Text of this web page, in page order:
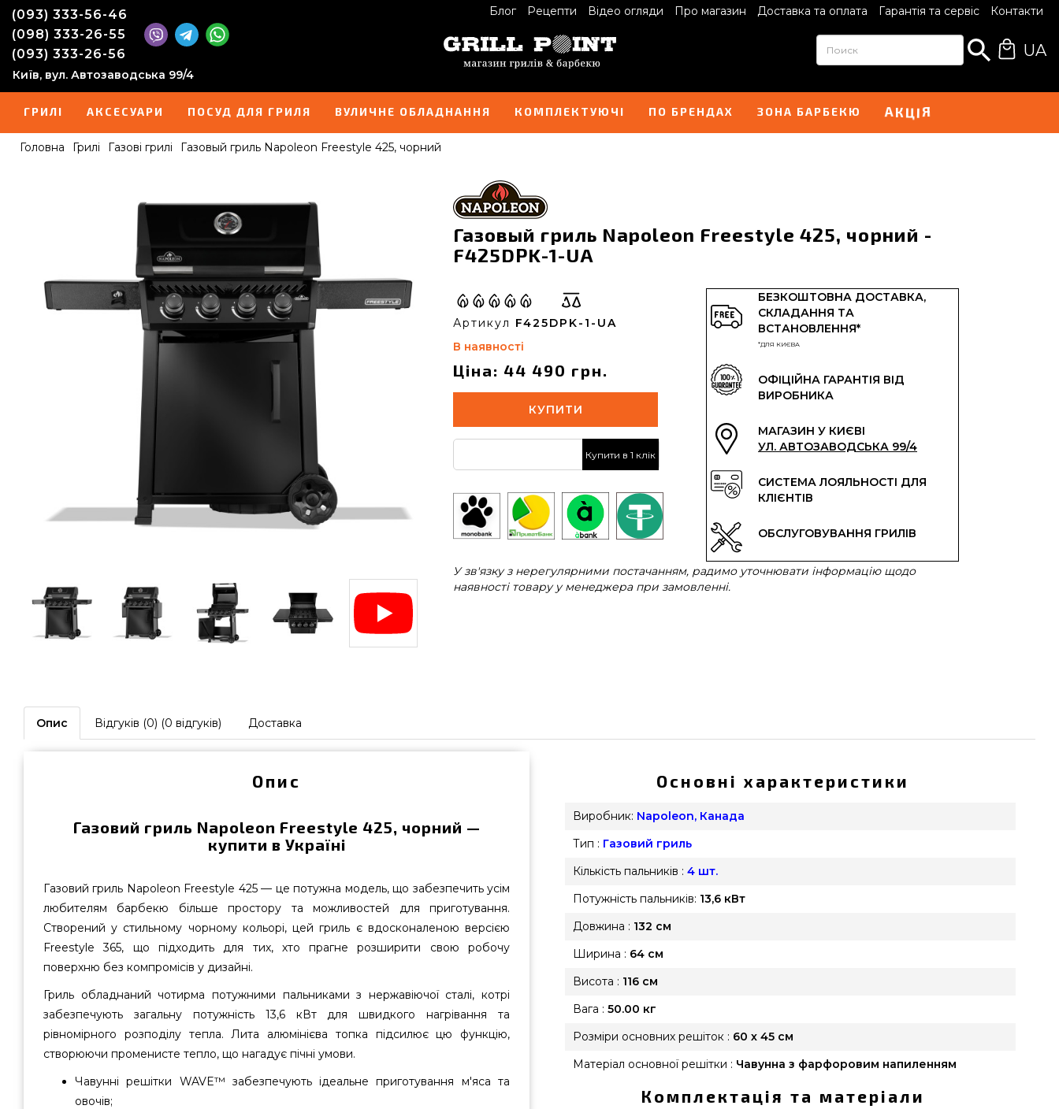
Блог Рецепти Відео огляди Про магазин Доставка та оплата Гарантія та сервіс Контакти
(093) 333-56-46
(098) 333-26-55
(093) 333-26-56
Київ, вул. Автозаводська 99/4
UA
ГРИЛІ АКСЕСУАРИ ПОСУД ДЛЯ ГРИЛЯ ВУЛИЧНЕ ОБЛАДНАННЯ КОМПЛЕКТУЮЧІ ПО БРЕНДАХ ЗОНА БАРБЕКЮ АКЦІЯ
Головна Грилі Газові грилі Газовый гриль Napoleon Freestyle 425, чорний
Газовый гриль Napoleon Freestyle 425, чорний -
F425DPK-1-UA
Артикул F425DPK-1-UA
В наявності
Ціна: 44 490 грн.
КУПИТИ
Купити в 1 клік
БЕЗКОШТОВНА ДОСТАВКА,
СКЛАДАННЯ ТА
ВСТАНОВЛЕННЯ*
*ДЛЯ КИЄВА
ОФІЦІЙНА ГАРАНТІЯ ВІД
ВИРОБНИКА
МАГАЗИН У КИЄВІ
УЛ. АВТОЗАВОДСЬКА 99/4
СИСТЕМА ЛОЯЛЬНОСТІ ДЛЯ
КЛІЄНТІВ
ОБСЛУГОВУВАННЯ ГРИЛІВ
У зв'язку з нерегулярними постачанням, радимо уточнювати інформацію щодо
наявності товару у менеджера при замовленні.
Опис Відгуків (0) (0 відгуків) Доставка
Опис
Газовий гриль Napoleon Freestyle 425, чорний —
купити в Україні
Газовий гриль Napoleon Freestyle 425 — це потужна модель, що забезпечить усім
любителям барбекю більше простору та можливостей для приготування.
Створений у стильному чорному кольорі, цей гриль є вдосконаленою версією
Freestyle 365, що підходить для тих, хто прагне розширити свою робочу
поверхню без компромісів у дизайні.
Гриль обладнаний чотирма потужними пальниками з нержавіючої сталі, котрі
забезпечують загальну потужність 13,6 кВт для швидкого нагрівання та
рівномірного розподілу тепла. Лита алюмінієва топка підсилює цю функцію,
створюючи променисте тепло, що нагадує пічні умови.
Чавунні решітки WAVE™ забезпечують ідеальне приготування м'яса та
овочів;
Основні характеристики
Виробник: Napoleon, Канада
Тип : Газовий гриль
Кількість пальників : 4 шт.
Потужність пальників: 13,6 кВт
Довжина : 132 см
Ширина : 64 см
Висота : 116 см
Вага : 50.00 кг
Розміри основних решіток : 60 х 45 см
Матеріал основної решітки : Чавунна з фарфоровим напиленням
Комплектація та матеріали